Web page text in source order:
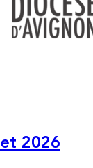
2026